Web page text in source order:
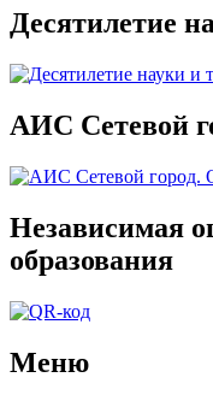
Десятилетие
АИС Сетевой
Независимая
образования
Меню